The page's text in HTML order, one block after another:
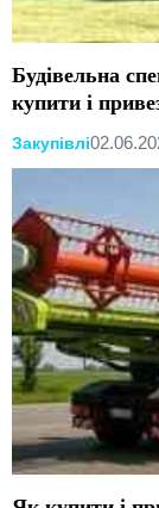
Будівельна
купити і
Закупівлі